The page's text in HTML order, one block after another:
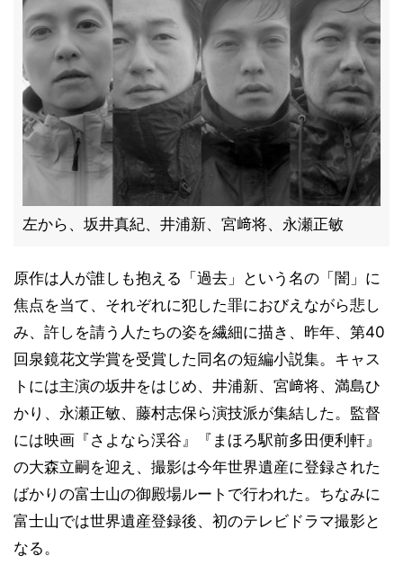
左から、坂井真紀、井浦新、宮﨑将、永瀬正敏
原作は人が誰しも抱える「過去」という名の「闇」に
焦点を当て、それぞれに犯した罪におびえながら悲し
み、許しを請う人たちの姿を繊細に描き、昨年、第40
回泉鏡花文学賞を受賞した同名の短編小説集。キャス
トには主演の坂井をはじめ、井浦新、宮﨑将、満島ひ
かり、永瀬正敏、藤村志保ら演技派が集結した。監督
には映画『さよなら渓谷』『まほろ駅前多田便利軒』
の大森立嗣を迎え、撮影は今年世界遺産に登録された
ばかりの富士山の御殿場ルートで行われた。ちなみに
富士山では世界遺産登録後、初のテレビドラマ撮影と
なる。